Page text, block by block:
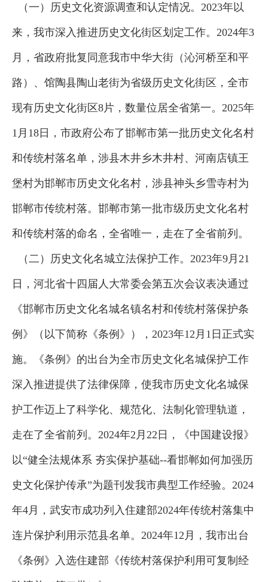
（一）历史文化资源调查和认定情况。2023年以
来，我市深入推进历史文化街区划定工作。2024年3
月，省政府批复同意我市中华大街（沁河桥至和平
路）、馆陶县陶山老街为省级历史文化街区，全市
现有历史文化街区8片，数量位居全省第一。2025年
1月18日，市政府公布了邯郸市第一批历史文化名村
和传统村落名单，涉县木井乡木井村、河南店镇王
堡村为邯郸市历史文化名村，涉县神头乡雪寺村为
邯郸市传统村落。邯郸市第一批市级历史文化名村
和传统村落的命名，全省唯一，走在了全省前列。
（二）历史文化名城立法保护工作。2023年9月21
日，河北省十四届人大常委会第五次会议表决通过
《邯郸市历史文化名城名镇名村和传统村落保护条
例》（以下简称《条例》），2023年12月1日正式实
施。《条例》的出台为全市历史文化名城保护工作
深入推进提供了法律保障，使我市历史文化名城保
护工作迈上了科学化、规范化、法制化管理轨道，
走在了全省前列。2024年2月22日，《中国建设报》
以“健全法规体系 夯实保护基础--看邯郸如何加强历
史文化保护传承”为题刊发我市典型工作经验。2024
年4月，武安市成功列入住建部2024年传统村落集中
连片保护利用示范县名单。2024年12月，我市出台
《条例》入选住建部《传统村落保护利用可复制经